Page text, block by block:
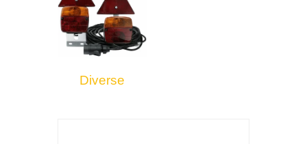
Diverse